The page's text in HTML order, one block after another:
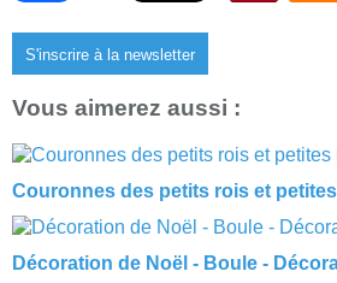
S'inscrire à la newsletter
Vous aimerez aussi :
Couronnes des petits rois et
Décoration de Noël - Boule -